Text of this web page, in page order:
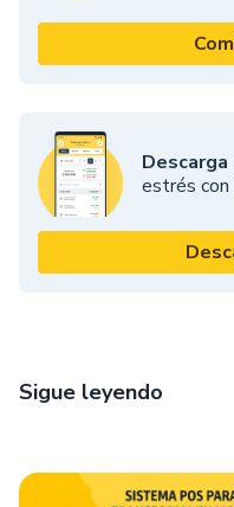
Descarga
estrés con
Sigue leyendo